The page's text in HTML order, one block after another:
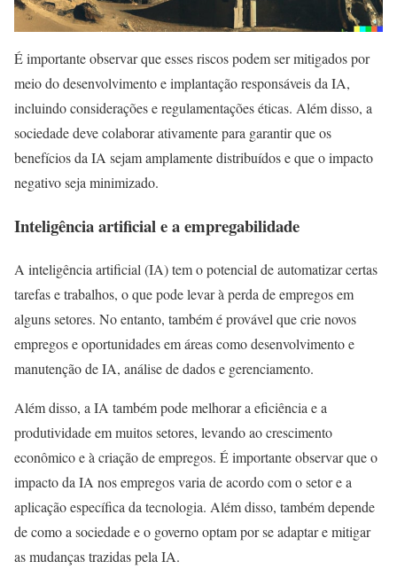
É importante observar que esses riscos podem ser mitigados por
meio do desenvolvimento e implantação responsáveis da IA,
incluindo considerações e regulamentações éticas. Além disso, a
sociedade deve colaborar ativamente para garantir que os
benefícios da IA sejam amplamente distribuídos e que o impacto
negativo seja minimizado.
Inteligência artificial e a empregabilidade
A inteligência artificial (IA) tem o potencial de automatizar certas
tarefas e trabalhos, o que pode levar à perda de empregos em
alguns setores. No entanto, também é provável que crie novos
empregos e oportunidades em áreas como desenvolvimento e
manutenção de IA, análise de dados e gerenciamento.
Além disso, a IA também pode melhorar a eficiência e a
produtividade em muitos setores, levando ao crescimento
econômico e à criação de empregos. É importante observar que o
impacto da IA nos empregos varia de acordo com o setor e a
aplicação específica da tecnologia. Além disso, também depende
de como a sociedade e o governo optam por se adaptar e mitigar
as mudanças trazidas pela IA.